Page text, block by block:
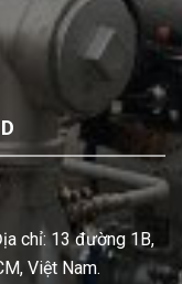
chỉ: 13 đường 1B,
Việt Nam.